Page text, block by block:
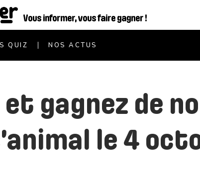
Vous informer, vous faire gagner !
QUIZ NOS ACTUS
gagnez de
le 4